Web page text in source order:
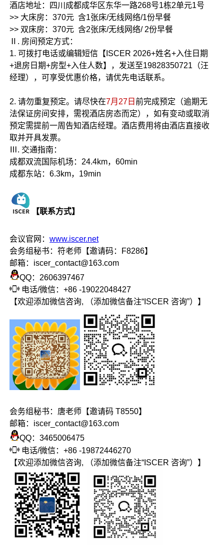
酒店地址：四川成都成华区东华一路268号1栋2单元1号
>> 大床房：370元 含1张床/无线网络/1份早餐
>> 双床房：370元 含2张床/无线网络/ 2份早餐
Ⅱ. 房间预定方式：
1. 可拨打电话或编辑短信【ISCER 2026+姓名+入住日期
+退房日期+房型+入住人数】，发送至19828350721（汪
经理），可享受优惠价格，请优先电话联系。
2. 请勿重复预定。请尽快在7月27日前完成预定（逾期无
法保证房间安排，需视酒店房态而定），如有变动或取消
预定需提前一周告知酒店经理。酒店费用将由酒店直接收
取并开具发票。
Ⅲ. 交通指南：
成都双流国际机场：24.4km，60min
成都东站：6.3km，19min
【联系方式】
会议官网：www.iscer.net
会务组秘书：符老师【邀请码：F8286】
邮箱：iscer_contact@163.com
QQ：2606397467
电话/微信：+86 -19022048427
【欢迎添加微信咨询, （添加微信备注“ISCER 咨询”）】
会务组秘书：唐老师【邀请码 T8550】
邮箱：iscer_contact@163.com
QQ：3465006475
电话/微信：+86 -19872446270
【欢迎添加微信咨询, （添加微信备注“ISCER 咨询”）】